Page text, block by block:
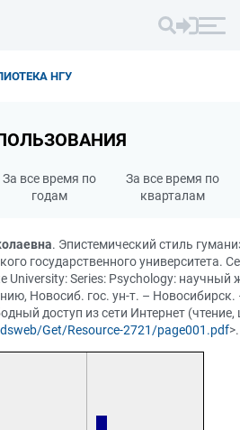
НГУ
За все время по
годам
За все время по
кварталам
. Эпистемический стиль
государственного университета.
University: Series: Psychology:
Новосиб. гос. ун-т. –
доступ из сети Интернет
Get/Resource-2721/page001.pdf>.